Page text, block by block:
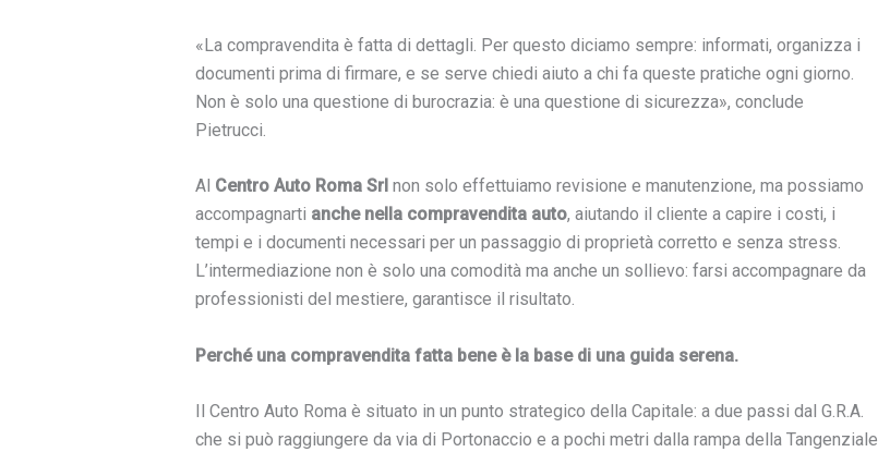
«La compravendita è fatta di dettagli. Per questo diciamo sempre: informati, organizza i
documenti prima di firmare, e se serve chiedi aiuto a chi fa queste pratiche ogni giorno.
Non è solo una questione di burocrazia: è una questione di sicurezza», conclude
Pietrucci.
Al Centro Auto Roma Srl non solo effettuiamo revisione e manutenzione, ma possiamo
accompagnarti anche nella compravendita auto, aiutando il cliente a capire i costi, i
tempi e i documenti necessari per un passaggio di proprietà corretto e senza stress.
L’intermediazione non è solo una comodità ma anche un sollievo: farsi accompagnare da
professionisti del mestiere, garantisce il risultato.
Perché una compravendita fatta bene è la base di una guida serena.
Il Centro Auto Roma è situato in un punto strategico della Capitale: a due passi dal G.R.A.
che si può raggiungere da via di Portonaccio e a pochi metri dalla rampa della Tangenziale